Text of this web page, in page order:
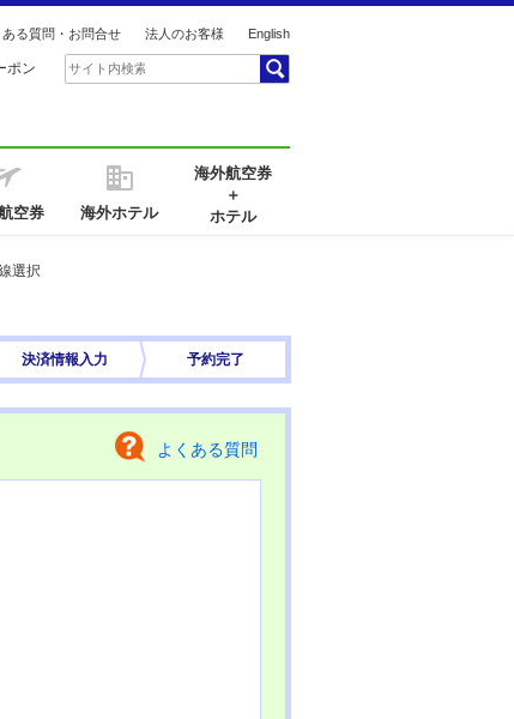
ある質問・お問合せ 法人のお客様 English
ポン
空券 海外ホテル
海外航空券
＋
ホテル
選択
決済情報入力 予約完了
よくある質問